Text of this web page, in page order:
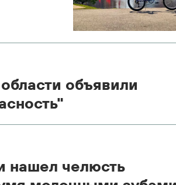
объявили
нашел челюсть